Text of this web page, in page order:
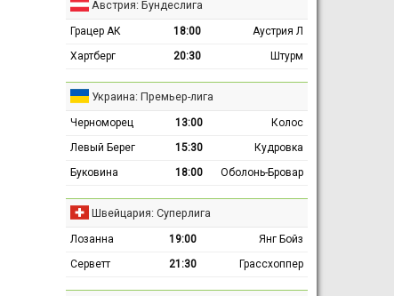
Австрия: Бундеслига
Грацер АК 18:00
Аустрия Л
Хартберг
20:30 Штурм
Украина: Премьер-лига
Черноморец 13:00
Колос
Левый Берег
15:30
Кудровка
Буковина
18:00 Оболонь-Бровар
Швейцария: Суперлига
Лозанна 19:00
Янг Бойз
Серветт
21:30 Грассхоппер